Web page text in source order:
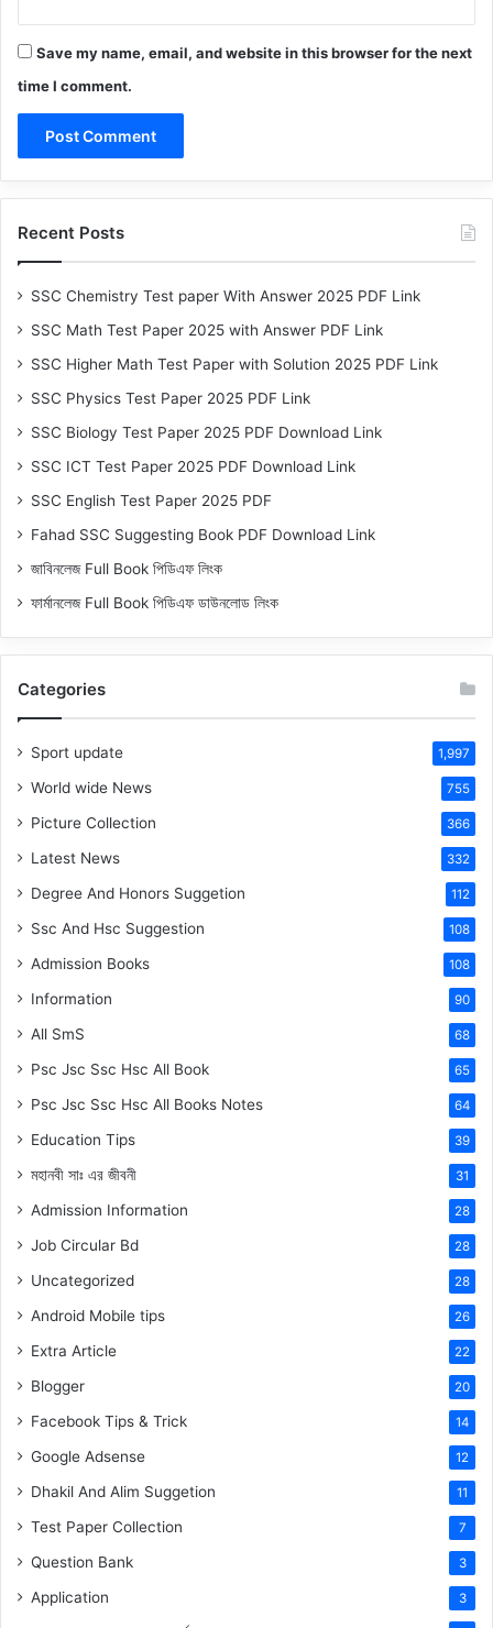
Save my name, email, and website in this browser for the next
time I comment.
Recent Posts
SSC Chemistry Test paper With Answer 2025 PDF Link
SSC Math Test Paper 2025 with Answer PDF Link
SSC Higher Math Test Paper with Solution 2025 PDF Link
SSC Physics Test Paper 2025 PDF Link
SSC Biology Test Paper 2025 PDF Download Link
SSC ICT Test Paper 2025 PDF Download Link
SSC English Test Paper 2025 PDF
Fahad SSC Suggesting Book PDF Download Link
জাবিনলেজ Full Book পিডিএফ লিংক
ফার্মানলেজ Full Book পিডিএফ ডাউনলোড লিংক
Categories
Sport update 1,997
World wide News 755
Picture Collection 366
Latest News 332
Degree And Honors Suggetion 112
Ssc And Hsc Suggestion 108
Admission Books 108
Information 90
All SmS 68
Psc Jsc Ssc Hsc All Book 65
Psc Jsc Ssc Hsc All Books Notes 64
Education Tips 39
মহানবী সাঃ এর জীবনী 31
Admission Information 28
Job Circular Bd 28
Uncategorized 28
Android Mobile tips 26
Extra Article 22
Blogger 20
Facebook Tips & Trick 14
Google Adsense 12
Dhakil And Alim Suggetion 11
Test Paper Collection 7
Question Bank 3
Application 3